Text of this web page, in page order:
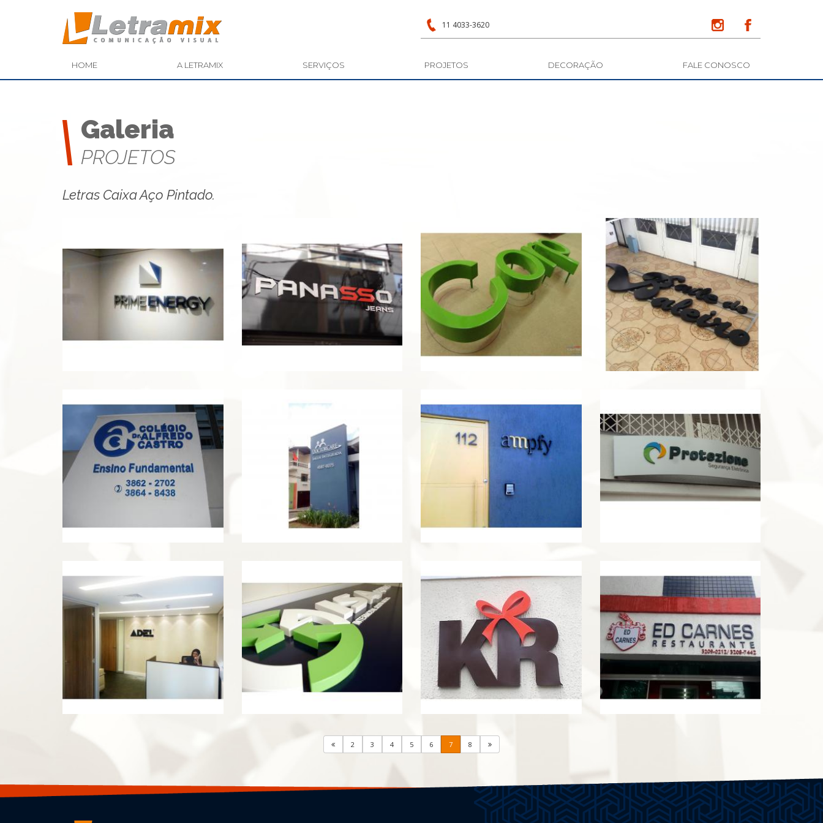
11 4033-3620
HOME A LETRAMIX SERVIÇOS PROJETOS DECORAÇÃO FALE CONOSCO
Galeria
PROJETOS
Letras Caixa Aço Pintado.
2 3 4 5 6 7 8